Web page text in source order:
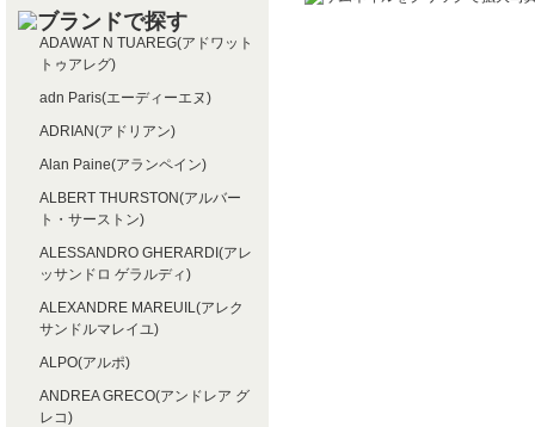
ADAWAT N TUAREG(アドワット
トゥアレグ)
adn Paris(エーディーエヌ)
ADRIAN(アドリアン)
Alan Paine(アランペイン)
ALBERT THURSTON(アルバー
ト・サーストン)
ALESSANDRO GHERARDI(アレ
ッサンドロ ゲラルディ)
ALEXANDRE MAREUIL(アレク
サンドルマレイユ)
ALPO(アルポ)
ANDREA GRECO(アンドレア グ
レコ)